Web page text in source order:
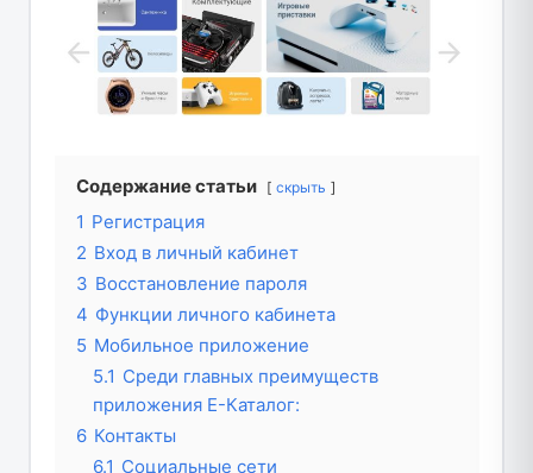
Содержание статьи скрыть
1 Регистрация
2 Вход в личный кабинет
3 Восстановление пароля
4 Функции личного кабинета
5 Мобильное приложение
5.1 Среди главных преимуществ
приложения Е-Каталог:
6 Контакты
6.1 Социальные сети